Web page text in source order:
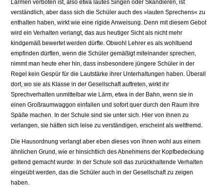
Lärmen verboten ist, also etwa lautes Sin­gen oder Skandieren, ist
verständlich, aber dass sich die Schüler auch des »lauten Sprechens« zu
enthalten haben, wirkt wie eine rigide Anweisung. Denn mit diesem Gebot
wird ein Verhalten verlangt, das aus heutiger Sicht als nicht mehr
kindgemäß bewertet werden dürfte. Obwohl Lehrer es als wohltuend
empfinden dürften, wenn die Schüler gemäßigt miteinander sprechen,
nimmt man heute eher hin, dass insbe­sondere jüngere Schüler in der
Regel kein Gespür für die Lautstärke ihrer Unterhal­tungen haben. Überall
dort, wo sie als Klasse in der Gesellschaft auftreten, wirkt ihr
Sprechverhalten unmittelbar wie Lärm, etwa in der Bahn, wenn sie in
einen Großraumwaggon einfallen und sofort quer durch den Raum ihre
Späße machen. In der Schule sind sie unter sich. Hier von ihnen zu
verlangen, sie hätten sich leise zu ver­ständigen, erscheint als weltfremd.
Die Hausordnung verlangt aber eben dieses von ihnen wohl aus einem
ähnlichen Grund, wie er hinsichtlich des Abnehmens der Kopfbedeckung
geltend gemacht wurde: In der Schule soll das zurückhaltende Verhalten
eingeübt werden, das die Schüler auch in der Gesellschaft zu zeigen
haben.